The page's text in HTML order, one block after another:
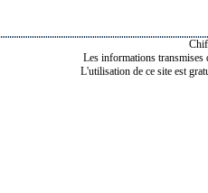
Les informations transmises
L'utilisation de ce site est